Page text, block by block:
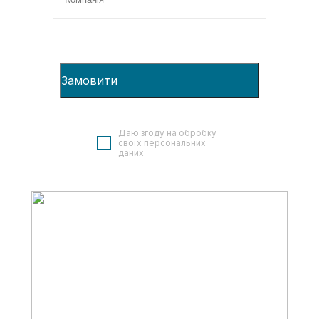
Даю згоду на обробку
своїх персональних
даних